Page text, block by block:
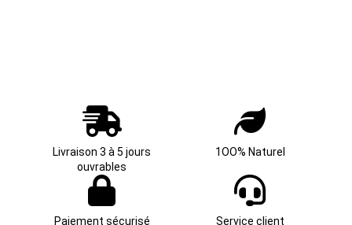
Livraison 3 à 5 jours
ouvrables
1OO% Naturel
Paiement sécurisé Service client